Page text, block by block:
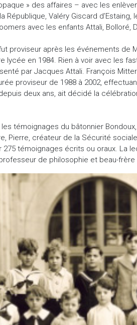
» des affaires – avec les
République, Valéry Giscard
avec les enfants Attali,
proviseur après les événements de
en 1984. Rien à voir avec les
par Jacques Attali. François
proviseur de 1988 à 2002,
deux ans, ait décidé la
témoignages du bâtonnier
Pierre, créateur de la Sécurité
témoignages écrits ou oraux. La
de philosophie et beau-